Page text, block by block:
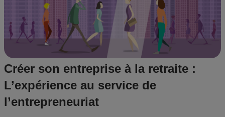
Créer son entreprise à la retraite :
L’expérience au service de
l’entrepreneuriat